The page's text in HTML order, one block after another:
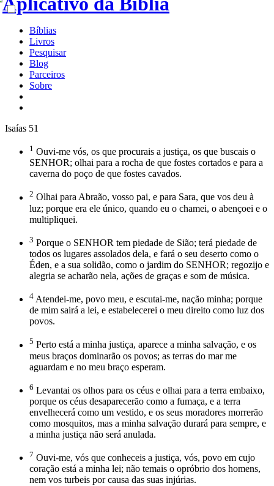
Bíblias
Livros
Pesquisar
Blog
Parceiros
Sobre
Isaías 51
1 Ouvi-me vós, os que procurais a justiça, os que buscais o
SENHOR; olhai para a rocha de que fostes cortados e para a
caverna do poço de que fostes cavados.
2 Olhai para Abraão, vosso pai, e para Sara, que vos deu à
luz; porque era ele único, quando eu o chamei, o abençoei e o
multipliquei.
3 Porque o SENHOR tem piedade de Sião; terá piedade de
todos os lugares assolados dela, e fará o seu deserto como o
Éden, e a sua solidão, como o jardim do SENHOR; regozijo e
alegria se acharão nela, ações de graças e som de música.
4 Atendei-me, povo meu, e escutai-me, nação minha; porque
de mim sairá a lei, e estabelecerei o meu direito como luz dos
povos.
5 Perto está a minha justiça, aparece a minha salvação, e os
meus braços dominarão os povos; as terras do mar me
aguardam e no meu braço esperam.
6 Levantai os olhos para os céus e olhai para a terra embaixo,
porque os céus desaparecerão como a fumaça, e a terra
envelhecerá como um vestido, e os seus moradores morrerão
como mosquitos, mas a minha salvação durará para sempre, e
a minha justiça não será anulada.
7 Ouvi-me, vós que conheceis a justiça, vós, povo em cujo
coração está a minha lei; não temais o opróbrio dos homens,
nem vos turbeis por causa das suas injúrias.